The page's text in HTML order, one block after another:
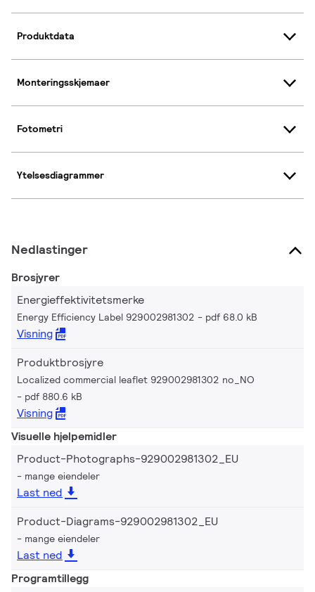
Produktdata
Monteringsskjemaer
Fotometri
Ytelsesdiagrammer
Nedlastinger
Brosjyrer
Energieffektivitetsmerke
Energy Efficiency Label 929002981302 pdf 68.0 kB
Visning
Produktbrosjyre
Localized commercial leaflet 929002981302 no_NO
pdf 880.6 kB
Visning
Visuelle hjelpemidler
Product-Photographs-929002981302_EU
mange eiendeler
Last ned
Product-Diagrams-929002981302_EU
mange eiendeler
Last ned
Programtillegg